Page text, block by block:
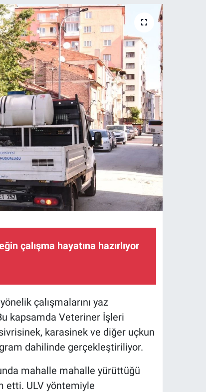
çalışma hayatına hazırlıyor
çalışmalarını yaz
kapsamda Veteriner İşleri
karasinek ve diğer uçkun
dahilinde gerçekleştiriliyor.
mahalle mahalle yürüttüğü
etti. ULV yöntemiyle